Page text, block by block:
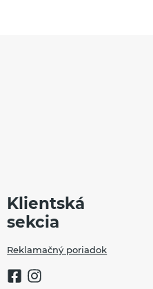
Klientská
sekcia
Reklamačný poriadok